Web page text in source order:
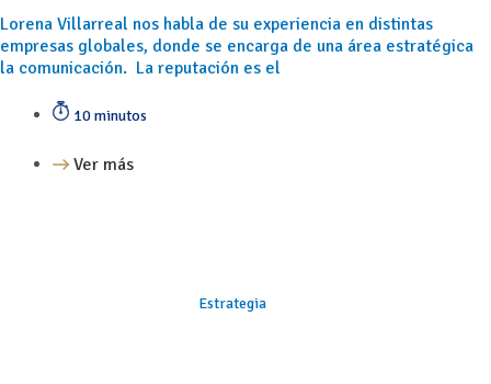
Lorena Villarreal nos habla de su experiencia en distintas
empresas globales, donde se encarga de una área estratégica
la comunicación. La reputación es el
10 minutos
Ver más
Estrategia